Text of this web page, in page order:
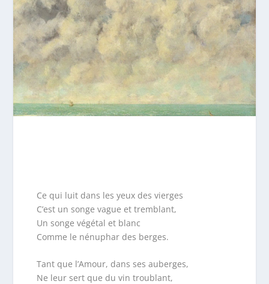
Ce qui luit dans les yeux des vierges
C’est un songe vague et tremblant,
Un songe végétal et blanc
Comme le nénuphar des berges.
Tant que l’Amour, dans ses auberges,
Ne leur sert que du vin troublant,